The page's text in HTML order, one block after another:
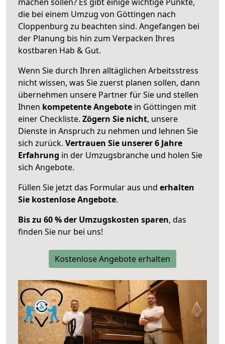
die bei einem Umzug von Göttingen nach
Cloppenburg zu beachten sind. Angefangen bei
der Planung bis hin zum Verpacken Ihres
kostbaren Hab & Gut.
Wenn Sie durch Ihren alltäglichen Arbeitsstress
nicht wissen, was Sie zuerst planen sollen, dann
übernehmen unsere Partner für Sie und stellen
Ihnen kompetente Angebote in Göttingen mit
einer Checkliste. Zögern Sie nicht, unsere
Dienste in Anspruch zu nehmen und lehnen Sie
sich zurück. Vertrauen Sie unserer 6 Jahre
Erfahrung in der Umzugsbranche und holen Sie
sich Angebote.
Füllen Sie jetzt das Formular aus und erhalten
Sie kostenlose Angebote.
Bis zu 60 % der Umzugskosten sparen, das
finden Sie nur bei uns!
Kostenlose Angebote erhalten